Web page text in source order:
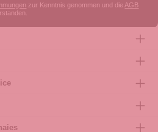
zur Kenntnis genommen und die AGB